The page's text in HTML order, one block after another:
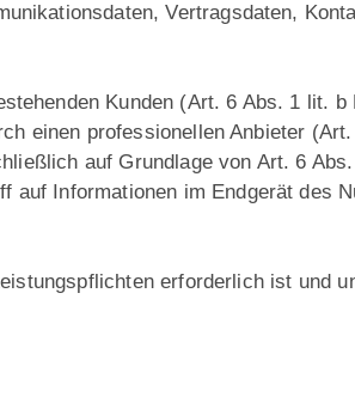
Vertragsdaten,
Kunden (Art. 6 Abs. 1 lit. b
einen professionellen Anbieter
auf Grundlage von Art. 6
auf Informationen im Endgerät des
erforderlich ist und